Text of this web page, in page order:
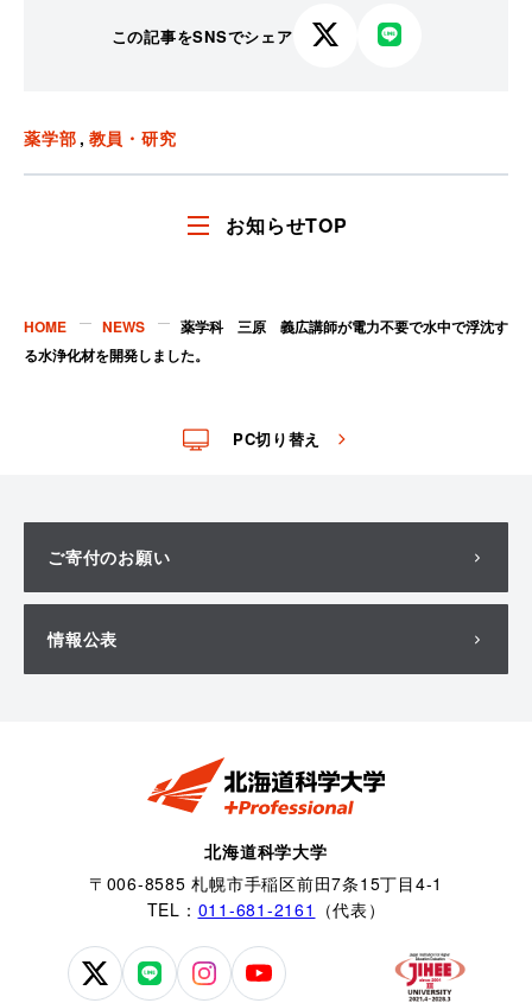
この記事をSNSでシェア
X
る
LINE
薬学部 教員・研究
お知らせTOP
HOME NEWS
薬学科 三原 義広講師が電力不要で水中で浮沈す
る水浄化材を開発しました。
PC切り替え
ご寄付のお願い
情報公表
北海道科学大学
〒006-8585 札幌市手稲区前田7条15丁目4-1
TEL： 011-681-2161 （代表）
北
北
北
北